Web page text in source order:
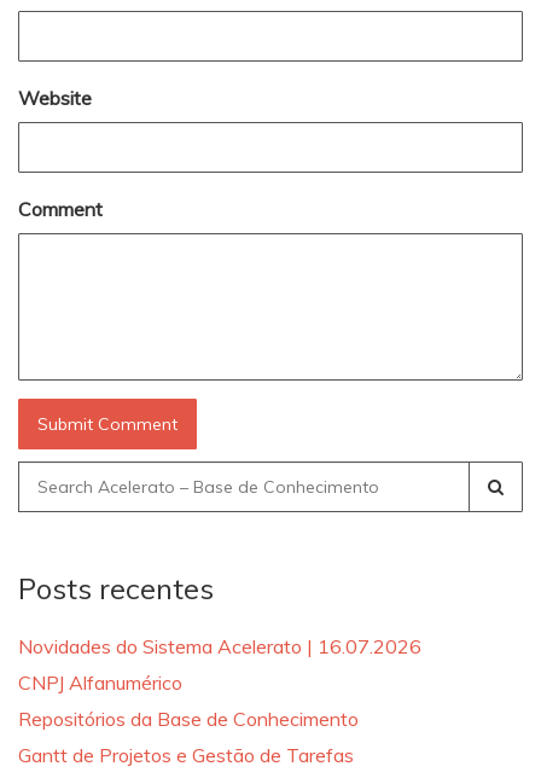
Website
Comment
Search
for:
Posts recentes
Novidades do Sistema Acelerato | 16.07.2026
CNPJ Alfanumérico
Repositórios da Base de Conhecimento
Gantt de Projetos e Gestão de Tarefas